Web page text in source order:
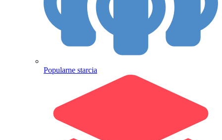
Popularne starcia